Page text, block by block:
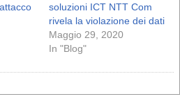
soluzioni ICT NTT Com
rivela la violazione dei dati
Maggio 29, 2020
In "Blog"